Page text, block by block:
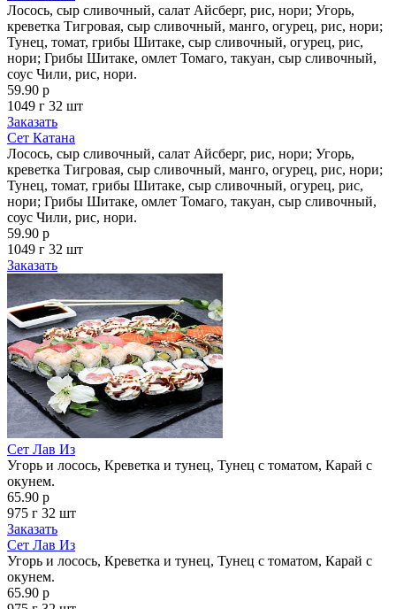
Лосось, сыр сливочный, салат Айсберг, рис, нори; Угорь,
креветка Тигровая, сыр сливочный, манго, огурец, рис, нори;
Тунец, томат, грибы Шитаке, сыр сливочный, огурец, рис,
нори; Грибы Шитаке, омлет Томаго, такуан, сыр сливочный,
соус Чили, рис, нори.
59.90 р
1049 г 32 шт
Заказать
Сет Катана
Лосось, сыр сливочный, салат Айсберг, рис, нори; Угорь,
креветка Тигровая, сыр сливочный, манго, огурец, рис, нори;
Тунец, томат, грибы Шитаке, сыр сливочный, огурец, рис,
нори; Грибы Шитаке, омлет Томаго, такуан, сыр сливочный,
соус Чили, рис, нори.
59.90 р
1049 г 32 шт
Заказать
Сет Лав Из
Угорь и лосось, Креветка и тунец, Тунец с томатом, Карай с
окунем.
65.90 р
975 г 32 шт
Заказать
Сет Лав Из
Угорь и лосось, Креветка и тунец, Тунец с томатом, Карай с
окунем.
65.90 р